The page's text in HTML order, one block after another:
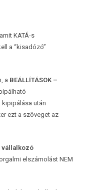
KATÁ-s
a “kisadózó”
a BEÁLLÍTÁSOK –
kipipálása után
ezt a szöveget az
vállalkozó
elszámolást NEM